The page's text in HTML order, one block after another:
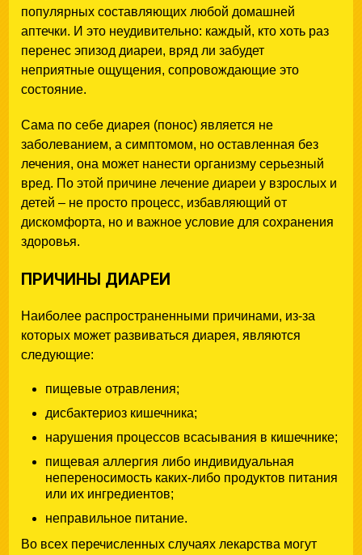
популярных составляющих любой домашней
аптечки. И это неудивительно: каждый, кто хоть раз
перенес эпизод диареи, вряд ли забудет
неприятные ощущения, сопровождающие это
состояние.
Сама по себе диарея (понос) является не
заболеванием, а симптомом, но оставленная без
лечения, она может нанести организму серьезный
вред. По этой причине лечение диареи у взрослых и
детей – не просто процесс, избавляющий от
дискомфорта, но и важное условие для сохранения
здоровья.
ПРИЧИНЫ ДИАРЕИ
Наиболее распространенными причинами, из-за
которых может развиваться диарея, являются
следующие:
пищевые отравления;
дисбактериоз кишечника;
нарушения процессов всасывания в кишечнике;
пищевая аллергия либо индивидуальная
непереносимость каких-либо продуктов питания
или их ингредиентов;
неправильное питание.
Во всех перечисленных случаях лекарства могут